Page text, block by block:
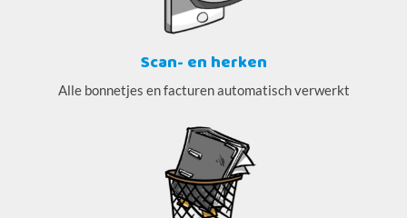
Scan- en herken
Alle bonnetjes en facturen automatisch verwerkt